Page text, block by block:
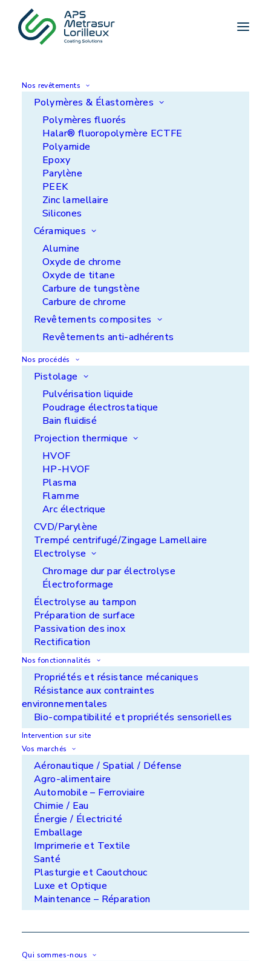
Nos revêtements
Polymères & Élastomères
Polymères fluorés
Halar® fluoropolymère ECTFE
Polyamide
Epoxy
Parylène
PEEK
Zinc lamellaire
Silicones
Céramiques
Alumine
Oxyde de chrome
Oxyde de titane
Carbure de tungstène
Carbure de chrome
Revêtements composites
Revêtements anti-adhérents
Nos procédés
Pistolage
Pulvérisation liquide
Poudrage électrostatique
Bain fluidisé
Projection thermique
HVOF
HP-HVOF
Plasma
Flamme
Arc électrique
CVD/Parylène
Trempé centrifugé/Zingage Lamellaire
Electrolyse
Chromage dur par électrolyse
Électroformage
Électrolyse au tampon
Préparation de surface
Passivation des inox
Rectification
Nos fonctionnalités
Propriétés et résistance mécaniques
Résistance aux contraintes
environnementales
Bio-compatibilité et propriétés sensorielles
Intervention sur site
Vos marchés
Aéronautique / Spatial / Défense
Agro-alimentaire
Automobile – Ferroviaire
Chimie / Eau
Énergie / Électricité
Emballage
Imprimerie et Textile
Santé
Plasturgie et Caoutchouc
Luxe et Optique
Maintenance – Réparation
Qui sommes-nous
Réparation
Vis sans fin
Cylindre preneur d'encre